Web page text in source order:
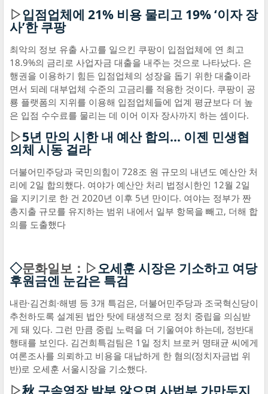
▷입점업체에 21% 비용 물리고 19% ‘이자 장
사’한 쿠팡
최악의 정보 유출 사고를 일으킨 쿠팡이 입점업체에 연 최고
18.9%의 금리로 사업자금 대출을 내주는 것으로 나타났다. 은
행권을 이용하기 힘든 입점업체의 성장을 돕기 위한 대출이라
면서 되레 대부업체 수준의 고금리를 적용한 것이다. 쿠팡이 공
룡 플랫폼의 지위를 이용해 입점업체들에 업계 평균보다 더 높
은 입점 수수료를 물리는 데 이어 이자 장사까지 하는 셈이다.
▷5년 만의 시한 내 예산 합의… 이젠 민생협
의체 시동 걸라
더불어민주당과 국민의힘이 728조 원 규모의 내년도 예산안 처
리에 2일 합의했다. 여야가 예산안 처리 법정시한인 12월 2일
을 지키기로 한 건 2020년 이후 5년 만이다. 여야는 정부가 짠
총지출 규모를 유지하는 범위 내에서 일부 항목을 빼고, 더해 합
의를 도출했다
◇문화일보：▷오세훈 시장은 기소하고 여당
후원금엔 눈감은 특검
내란·김건희·해병 등 3개 특검은, 더불어민주당과 조국혁신당이
추천하도록 설계된 법안 탓에 태생적으로 정치 중립을 의심받
게 돼 있다. 그런 만큼 중립 노력을 더 기울여야 하는데, 정반대
행태를 보인다. 김건희특검팀은 1일 정치 브로커 명태균 씨에게
여론조사를 의뢰하고 비용을 대납하게 한 혐의(정치자금법 위
반)로 오세훈 서울시장을 기소했다.
▷秋 구속영장 발부 않으면 사법부 가만두지